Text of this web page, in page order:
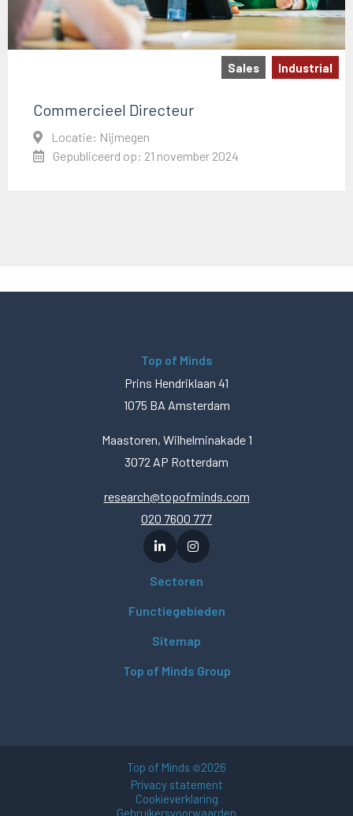
Sales Industrial
Commercieel Directeur
Locatie: Nijmegen
Gepubliceerd op: 21 november 2024
Top of Minds
Prins Hendriklaan 41
1075 BA Amsterdam
Maastoren, Wilhelminakade 1
3072 AP Rotterdam
research@topofminds.com
020 7600 777
Sectoren
Functiegebieden
Sitemap
Top of Minds Group
Top of Minds ©2026
Privacy statement
Cookieverklaring
Gebruikersvoorwaarden